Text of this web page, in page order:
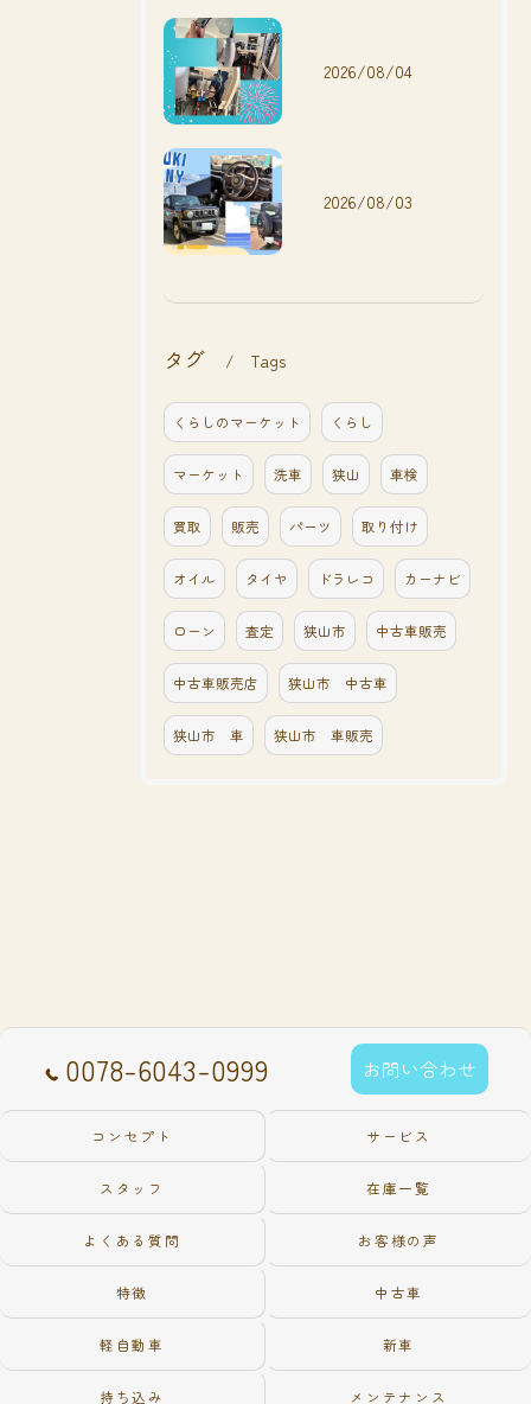
2026/08/04
2026/08/03
タグ Tags
くらしのマーケット くらし
マーケット 洗車 狭山 車検
買取 販売 パーツ 取り付け
オイル タイヤ ドラレコ カーナビ
ローン 査定 狭山市 中古車販売
中古車販売店 狭山市 中古車
狭山市 車 狭山市 車販売
0078-6043-0999 お問い合わせ
コンセプト サービス
スタッフ 在庫一覧
よくある質問 お客様の声
特徴 中古車
軽自動車 新車
持ち込み メンテナンス